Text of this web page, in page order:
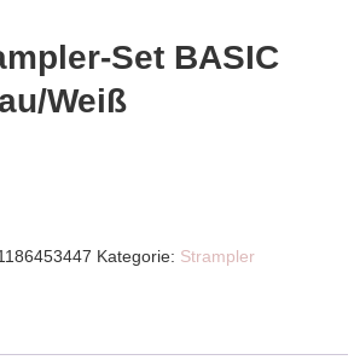
Set BASIC
weiß
Kategorie: Strampler